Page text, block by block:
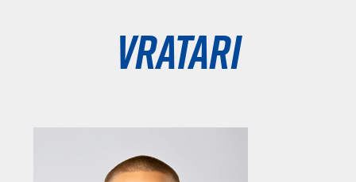
Vratari